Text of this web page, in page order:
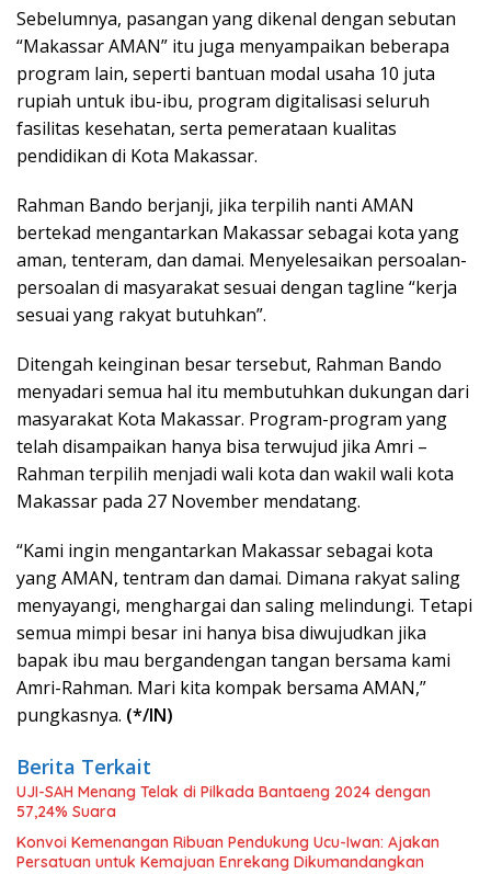
Sebelumnya, pasangan yang dikenal dengan sebutan
“Makassar AMAN” itu juga menyampaikan beberapa
program lain, seperti bantuan modal usaha 10 juta
rupiah untuk ibu-ibu, program digitalisasi seluruh
fasilitas kesehatan, serta pemerataan kualitas
pendidikan di Kota Makassar.
Rahman Bando berjanji, jika terpilih nanti AMAN
bertekad mengantarkan Makassar sebagai kota yang
aman, tenteram, dan damai. Menyelesaikan persoalan-
persoalan di masyarakat sesuai dengan tagline “kerja
sesuai yang rakyat butuhkan”.
Ditengah keinginan besar tersebut, Rahman Bando
menyadari semua hal itu membutuhkan dukungan dari
masyarakat Kota Makassar. Program-program yang
telah disampaikan hanya bisa terwujud jika Amri –
Rahman terpilih menjadi wali kota dan wakil wali kota
Makassar pada 27 November mendatang.
“Kami ingin mengantarkan Makassar sebagai kota
yang AMAN, tentram dan damai. Dimana rakyat saling
menyayangi, menghargai dan saling melindungi. Tetapi
semua mimpi besar ini hanya bisa diwujudkan jika
bapak ibu mau bergandengan tangan bersama kami
Amri-Rahman. Mari kita kompak bersama AMAN,”
pungkasnya. (*/IN)
Berita Terkait
UJI-SAH Menang Telak di Pilkada Bantaeng 2024 dengan
57,24% Suara
Konvoi Kemenangan Ribuan Pendukung Ucu-Iwan: Ajakan
Persatuan untuk Kemajuan Enrekang Dikumandangkan